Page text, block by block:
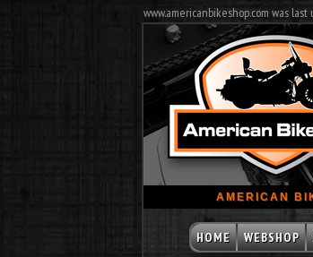
www.americanbikeshop.com was
AMERICAN
HOME WEBSHOP